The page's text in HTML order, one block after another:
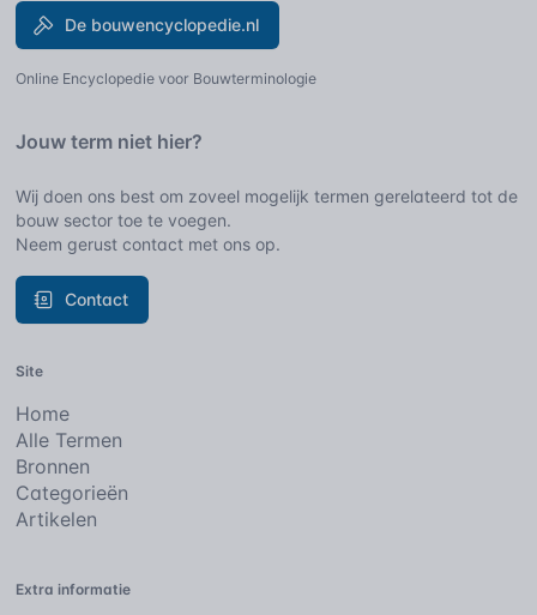
De bouwencyclopedie.nl
Online Encyclopedie voor Bouwterminologie
Jouw term niet hier?
Wij doen ons best om zoveel mogelijk termen gerelateerd tot de
bouw sector toe te voegen.
Neem gerust contact met ons op.
Contact
Site
Home
Alle Termen
Bronnen
Categorieën
Artikelen
Extra informatie